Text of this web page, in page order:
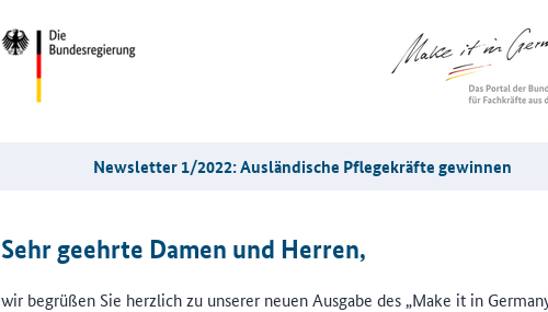
Newsletter 1/2022: Ausländische Pflegekräfte gewinnen
Sehr geehrte Damen und Herren,
wir begrüßen Sie herzlich zu unserer neuen Ausgabe des „Make it in